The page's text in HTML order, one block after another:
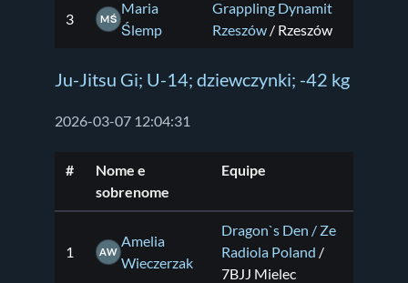
3 MŚ
Maria
Ślemp
Grappling Dynamit
Rzeszów / Rzeszów
Ju-Jitsu Gi; U-14; dziewczynki; -42 kg
2026-03-07 12:04:31
#
Nome e
sobrenome
Equipe
1 AW
Amelia
Wieczerzak
Dragon`s Den / Ze
Radiola Poland /
7BJJ Mielec